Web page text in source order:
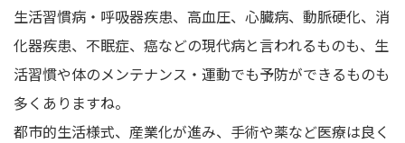
生活習慣病・呼吸器疾患、高血圧、心臓病、動脈硬化、消
化器疾患、不眠症、癌などの現代病と言われるものも、生
活習慣や体のメンテナンス・運動でも予防ができるものも
多くありますね。
都市的生活様式、産業化が進み、手術や薬など医療は良く